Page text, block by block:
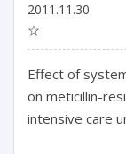
2011.11.30
☆
Effect of
on meticillin-
intensive care